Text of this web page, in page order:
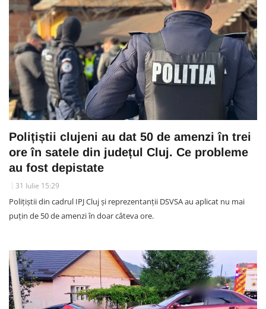
Polițiștii clujeni au dat 50 de amenzi în trei
ore în satele din județul Cluj. Ce probleme
au fost depistate
31 Iulie 15:29
Polițiștii din cadrul IPJ Cluj și reprezentanții DSVSA au aplicat nu mai
puțin de 50 de amenzi în doar câteva ore.